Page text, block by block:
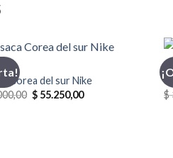
Corea del sur Nike
El
precio
$ 55.250,00El
$